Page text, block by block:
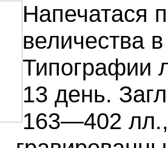
Напечатася
величества
Типографии
13 день.
163—402